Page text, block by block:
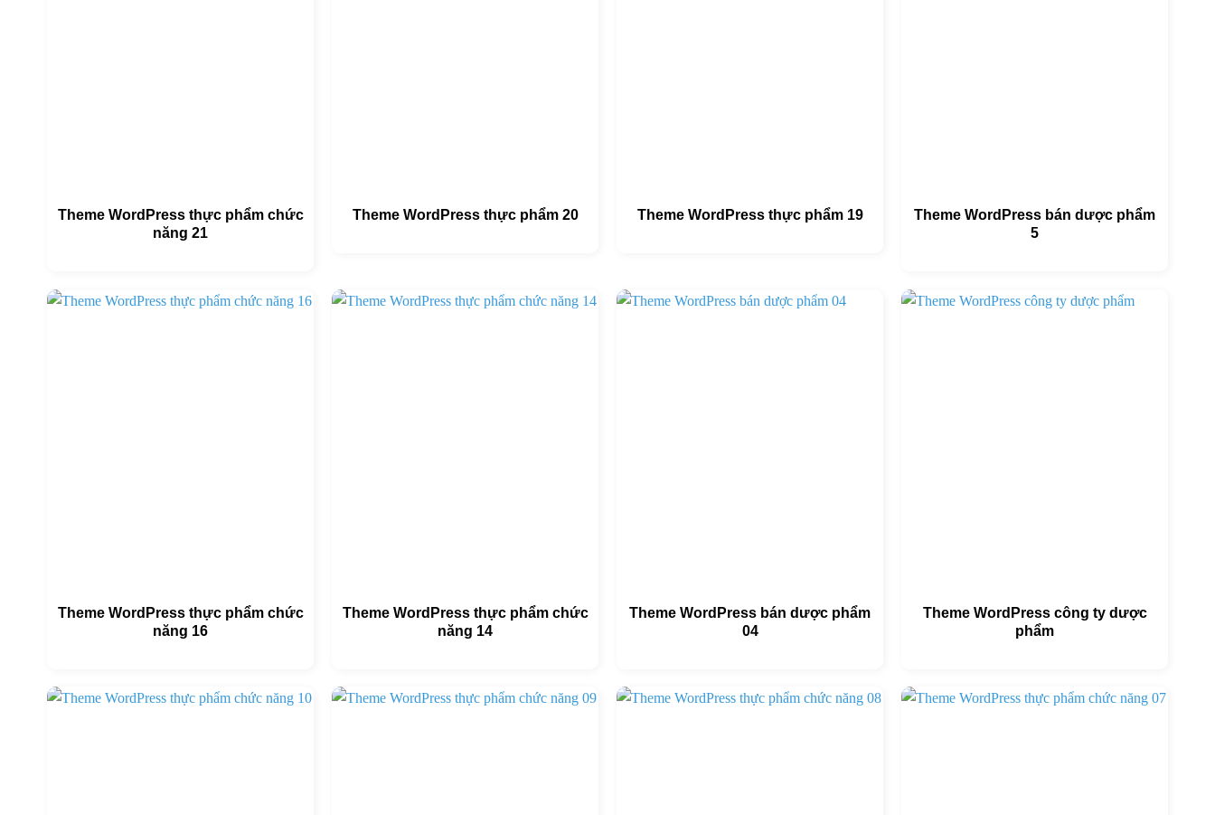
Theme WordPress thực phẩm chức
năng 21
Theme WordPress thực phẩm 20 Theme WordPress thực phẩm 19
Theme WordPress bán dược phẩm
5
Theme WordPress thực phẩm chức
năng 16
Theme WordPress thực phẩm chức
năng 14
Theme WordPress bán dược phẩm
04
Theme WordPress công ty dược
phẩm